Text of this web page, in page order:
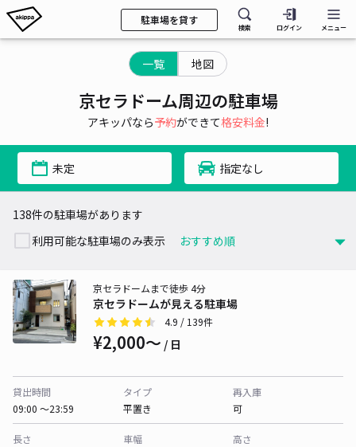
駐車場を貸す
検索 ログイン メニュー
一覧 地図
京セラドーム周辺の駐車場
アキッパなら予約ができて格安料金!
未定 指定なし
138件の駐車場があります
利用可能な駐車場のみ表示
京セラドームが見える駐車場
京セラドームまで徒歩 4分
4.9 / 139件
¥2,000〜 / 日
貸出時間
09:00 〜23:59
タイプ
平置き
再入庫
可
長さ
車幅
高さ